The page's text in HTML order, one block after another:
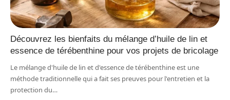
Découvrez les bienfaits du mélange d’huile de lin et
essence de térébenthine pour vos projets de bricolage
Le mélange d'huile de lin et d'essence de térébenthine est une
méthode traditionnelle qui a fait ses preuves pour l'entretien et la
protection du…